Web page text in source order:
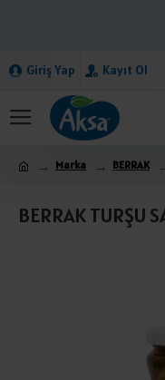
Giriş Yap Kayıt Ol
Marka BERRAK
BERRAK TURŞU